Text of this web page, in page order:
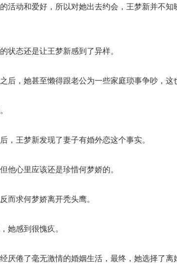
活动和爱好，所以对她出去约会，王梦新并不
状态还是让王梦新感到了异样。
后，她甚至懒得跟老公为一些家庭琐事争吵，这
，王梦新发现了妻子有婚外恋这个事实。
他心里应该还是珍惜何梦娇的。
而求何梦娇离开秃头鹰。
她感到很愧疚。
厌倦了毫无激情的婚姻生活，最终，她选择了离